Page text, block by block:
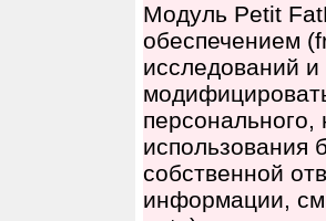
Модуль Petit
обеспечением
исследований
персонального,
использования
собственной
информации,